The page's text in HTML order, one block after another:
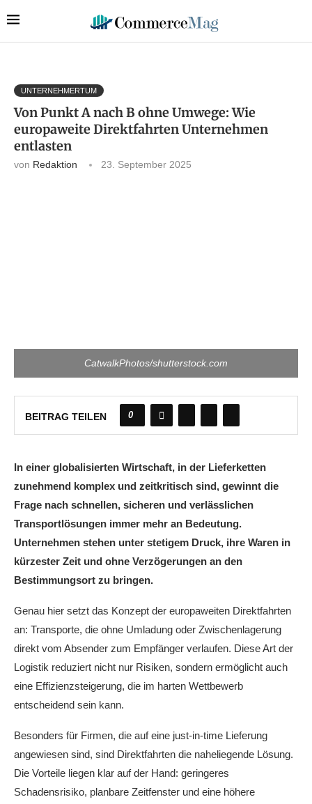
UNTERNEHMERTUM
Von Punkt A nach B ohne Umwege: Wie
europaweite Direktfahrten Unternehmen
entlasten
von Redaktion 23. September 2025
CatwalkPhotos/shutterstock.com
BEITRAG TEILEN 0
In einer globalisierten Wirtschaft, in der Lieferketten
zunehmend komplex und zeitkritisch sind, gewinnt die
Frage nach schnellen, sicheren und verlässlichen
Transportlösungen immer mehr an Bedeutung.
Unternehmen stehen unter stetigem Druck, ihre Waren in
kürzester Zeit und ohne Verzögerungen an den
Bestimmungsort zu bringen.
Genau hier setzt das Konzept der europaweiten Direktfahrten
an: Transporte, die ohne Umladung oder Zwischenlagerung
direkt vom Absender zum Empfänger verlaufen. Diese Art der
Logistik reduziert nicht nur Risiken, sondern ermöglicht auch
eine Effizienzsteigerung, die im harten Wettbewerb
entscheidend sein kann.
Besonders für Firmen, die auf eine just-in-time Lieferung
angewiesen sind, sind Direktfahrten die naheliegende Lösung.
Die Vorteile liegen klar auf der Hand: geringeres
Schadensrisiko, planbare Zeitfenster und eine höhere